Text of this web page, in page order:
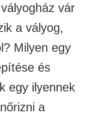
vár
a vályog,
Milyen egy
és
egy ilyennek
a